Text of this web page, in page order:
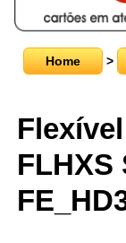
Home >
FLHXS